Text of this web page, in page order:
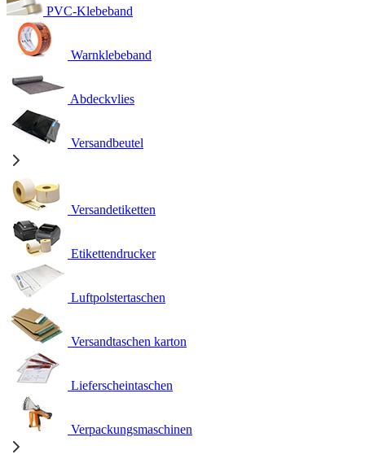
PVC-Klebeband
Warnklebeband
Abdeckvlies
Versandbeutel
Versandetiketten
Etikettendrucker
Luftpolstertaschen
Versandtaschen karton
Lieferscheintaschen
Verpackungsmaschinen